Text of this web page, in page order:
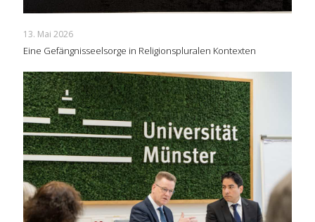
13. Mai 2026
Eine Gefängnisseelsorge in Religionspluralen Kontexten